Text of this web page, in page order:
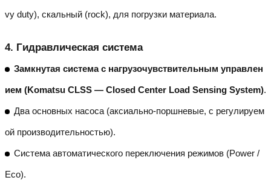
vy duty), скальный (rock), для погрузки материала.
4. Гидравлическая система
Замкнутая система с нагрузочувствительным управлен
ием (Komatsu CLSS — Closed Center Load Sensing System).
Два основных насоса (аксиально-поршневые, с регулируем
ой производительностью).
Система автоматического переключения режимов (Power /
Eco).